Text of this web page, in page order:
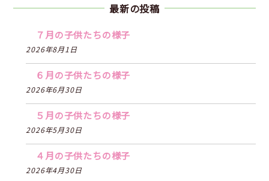
最新の投稿
７月の子供たちの様子
2026年8月1日
６月の子供たちの様子
2026年6月30日
５月の子供たちの様子
2026年5月30日
４月の子供たちの様子
2026年4月30日